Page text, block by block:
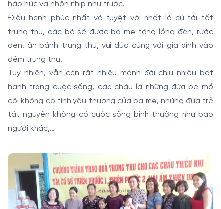
háo hức và nhộn nhịp như trước.
Điều hạnh phúc nhất và tuyệt vời nhất là cứ tới tết
trung thu, các bé sẽ được ba mẹ tặng lồng đèn, rước
đèn, ăn bánh trung thu, vui đùa cùng với gia đình vào
đêm trung thu.
Tuy nhiên, vẫn còn rất nhiều mảnh đời chịu nhiều bất
hạnh trong cuộc sống, các cháu là những đứa bé mồ
côi không có tình yêu thương của ba mẹ, những đứa trẻ
tật nguyền không có cuộc sống bình thường như bao
người khác,…